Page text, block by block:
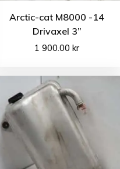
Arctic-cat M8000 -14
Drivaxel 3”
1 900.00kr